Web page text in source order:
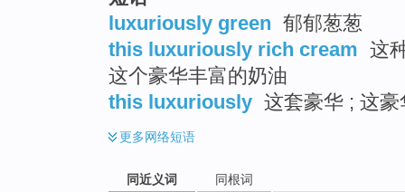
luxuriously green 郁郁葱葱
this luxuriously rich cream 这
这个豪华丰富的奶油
this luxuriously 这套豪华 ; 这
更多网络短语
同近义词 同根词